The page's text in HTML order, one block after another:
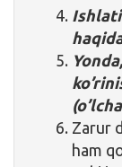
Zarur
ham